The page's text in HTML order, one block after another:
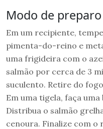
Modo de preparo
Em um recipiente,
pimenta-do-reino e
uma frigideira com o
salmão por cerca de 3
suculento. Retire do
Em uma tigela, faça
Distribua o salmão
cenoura. Finalize com o